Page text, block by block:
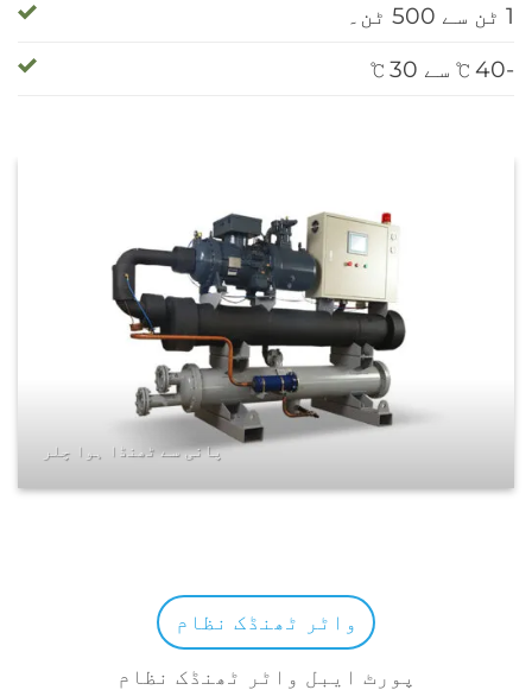
1 ٹن سے 500 ٹن۔
-40 ℃ سے 30 ℃
پانی سے ٹھنڈا ہوا چلر
واٹر ٹھنڈک نظام
پورٹ ایبل واٹر ٹھنڈک نظام